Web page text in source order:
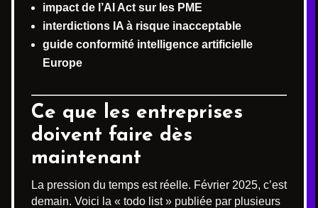
impact de l’AI Act sur les PME
interdictions IA à risque inacceptable
guide conformité intelligence artificielle
Europe
Ce que les entreprises
doivent faire dès
maintenant
La pression du temps est réelle. Février 2025, c’est
demain. Voici la « todo list » publiée par plusieurs